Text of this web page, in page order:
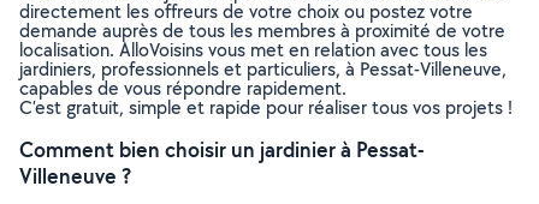
directement les offreurs de votre choix ou postez votre
demande auprès de tous les membres à proximité de votre
localisation. AlloVoisins vous met en relation avec tous les
jardiniers, professionnels et particuliers, à Pessat-Villeneuve,
capables de vous répondre rapidement.
C’est gratuit, simple et rapide pour réaliser tous vos projets !
Comment bien choisir un jardinier à Pessat-
Villeneuve ?